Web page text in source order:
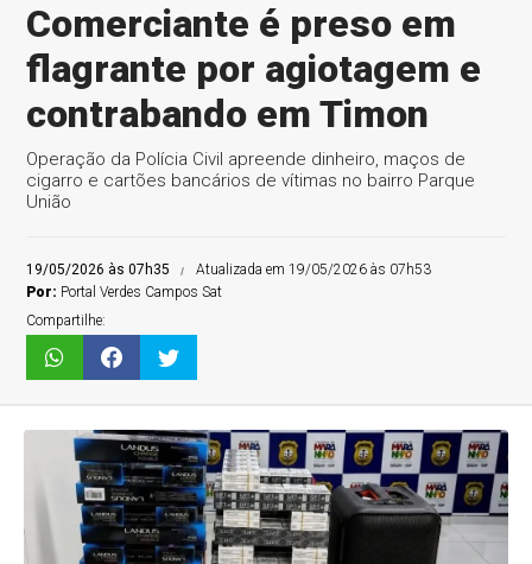
Comerciante é preso em
flagrante por agiotagem e
contrabando em Timon
Operação da Polícia Civil apreende dinheiro, maços de
cigarro e cartões bancários de vítimas no bairro Parque
União
19/05/2026 às 07h35
Atualizada em 19/05/2026 às 07h53
Por: Portal Verdes Campos Sat
Compartilhe: